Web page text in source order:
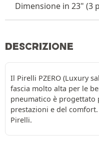
Dimensione in 23" (3
DESCRIZIONE
Il Pirelli PZERO (Luxury
fascia molto alta per le
pneumatico è progettato
prestazioni e del
Pirelli.